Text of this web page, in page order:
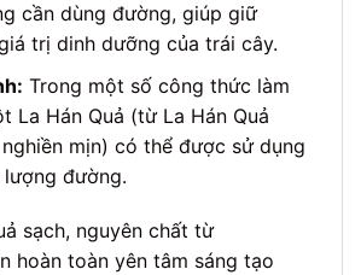
cần dùng đường, giúp giữ
trị dinh dưỡng của trái cây.
Trong một số công thức làm
La Hán Quả (từ La Hán Quả
mịn) có thể được sử dụng
đường.
sạch, nguyên chất từ
hoàn toàn yên tâm sáng tạo